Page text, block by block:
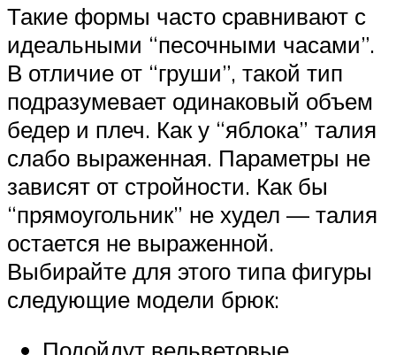
Такие формы часто сравнивают с
идеальными “песочными часами”.
В отличие от “груши”, такой тип
подразумевает одинаковый объем
бедер и плеч. Как у “яблока” талия
слабо выраженная. Параметры не
зависят от стройности. Как бы
“прямоугольник” не худел — талия
остается не выраженной.
Выбирайте для этого типа фигуры
следующие модели брюк: